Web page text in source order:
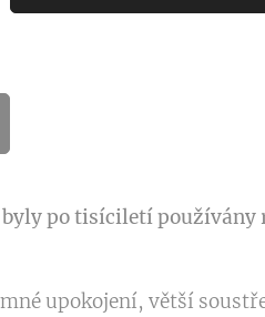
byly po tisíciletí
upokojení, větší